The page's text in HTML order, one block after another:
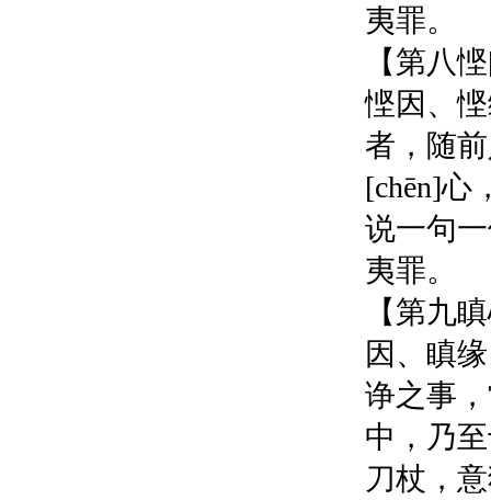
夷罪。
【第八
悭因、
者，随
[chēn]心
说一句
夷罪。
【第九
因、瞋
诤之事
中，乃
刀杖，